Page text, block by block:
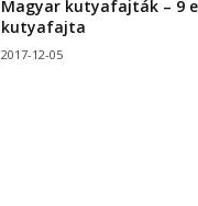
Magyar kutyafajták – 9
kutyafajta
2017-12-05